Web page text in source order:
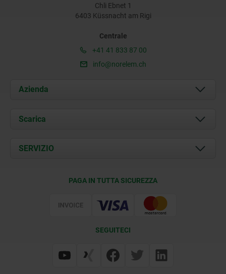
Chli Ebnet 1
6403 Küssnacht am Rigi
Centrale
+41 41 833 87 00
info@norelem.ch
Azienda
Chi siamo
Contatti
Scarica
Documents
SERVIZIO
PAGA IN TUTTA SICUREZZA
SEGUITECI